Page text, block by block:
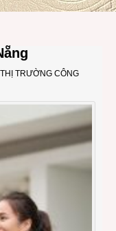
THỊ TRƯỜNG CÔNG